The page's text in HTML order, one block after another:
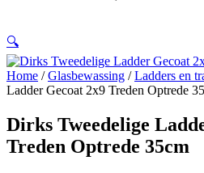
🔍
Home /Glasbewassing /Ladders en
Ladder Gecoat 2x9 Treden Optrede
Dirks Tweedelige
Treden Optrede 35cm